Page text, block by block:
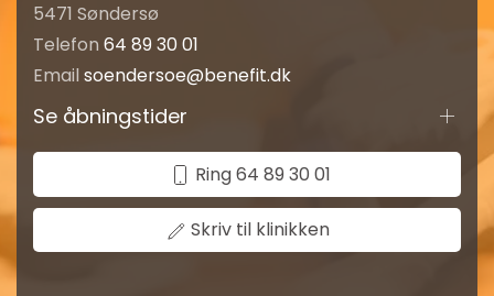
5471 Søndersø
Telefon 64 89 30 01
Email soendersoe@benefit.dk
Se åbningstider
Ring 64 89 30 01
Skriv til klinikken